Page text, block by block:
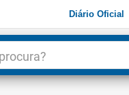
Diário Oficial